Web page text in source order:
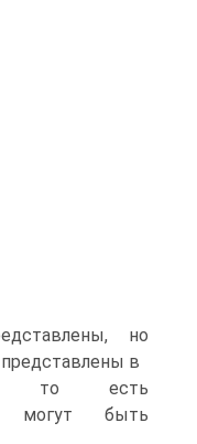
но
в
то есть
могут быть